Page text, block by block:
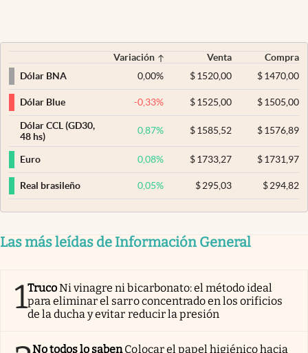
Variación Venta
Compra
Dólar BNA
0,00% $ 1520,00 $1470,00
Dólar Blue -0,33% $ 1525,00 $1505,00
Dólar CCL (GD30,
48 hs)
0,87% $ 1585,52 $1576,89
Euro 0,08% $ 1733,27 $1731,97
Real brasileño 0,05% $ 295,03 $294,82
Las más leídas de Información General
1TrucoNi vinagre ni bicarbonato: el método ideal
para eliminar el sarro concentrado en los orificios
de la ducha y evitar reducir la presión
No todos lo sabenColocar el papel higiénico hacia